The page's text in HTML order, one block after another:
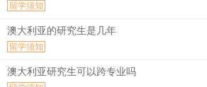
留学须知
澳大利亚的研究生是几年
留学须知
澳大利亚研究生可以跨专业吗